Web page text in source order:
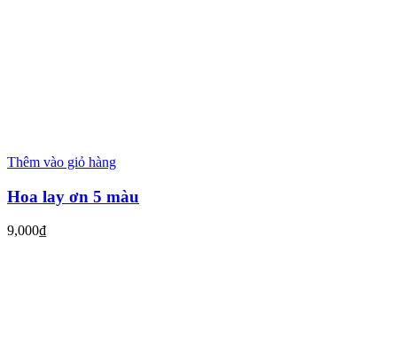
Thêm vào giỏ hàng
Hoa lay ơn 5 màu
9,000₫